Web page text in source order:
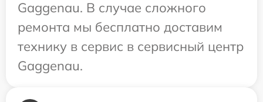
Gaggenau. В случае сложного
ремонта мы бесплатно доставим
технику в сервис в сервисный центр
Gaggenau.